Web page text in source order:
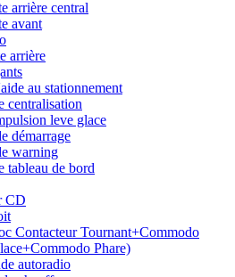
arrière central
avant
arrière
au stationnement
centralisation
leve glace
démarrage
warning
tableau de bord
CD
Contacteur Tournant+Commodo
Phare)
autoradio